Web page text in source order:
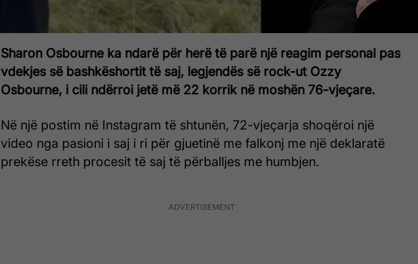
Sharon Osbourne ka ndarë për herë të parë një reagim personal pas
vdekjes së bashkëshortit të saj, legjendës së rock-ut Ozzy
Osbourne, i cili ndërroi jetë më 22 korrik në moshën 76-vjeçare.
Në një postim në Instagram të shtunën, 72-vjeçarja shoqëroi një
video nga pasioni i saj i ri për gjuetinë me falkonj me një deklaratë
prekëse rreth procesit të saj të përballjes me humbjen.